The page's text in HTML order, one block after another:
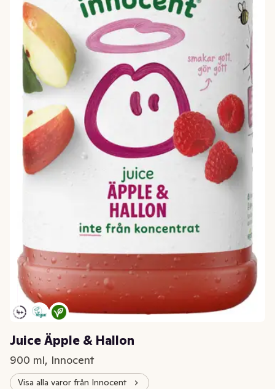
Juice Äpple & Hallon
900 ml, Innocent
Visa alla varor från Innocent